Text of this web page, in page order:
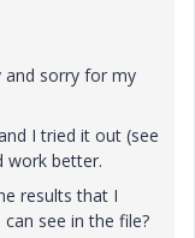
and sorry for my
I tried it out (see
work better.
results that I
see in the file?